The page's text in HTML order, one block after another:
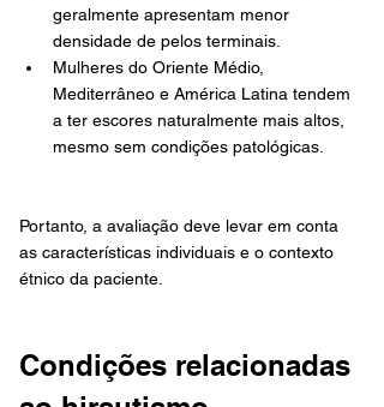
geralmente apresentam menor
densidade de pelos terminais.
Mulheres do Oriente Médio,
Mediterrâneo e América Latina tendem
a ter escores naturalmente mais altos,
mesmo sem condições patológicas.
Portanto, a avaliação deve levar em conta
as características individuais e o contexto
étnico da paciente.
Condições relacionadas